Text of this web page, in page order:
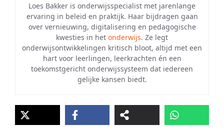
Loes Bakker is onderwijsspecialist met jarenlange
ervaring in beleid en praktijk. Haar bijdragen gaan
over vernieuwing, digitalisering en pedagogische
kwesties in het onderwijs. Ze legt
onderwijsontwikkelingen kritisch bloot, altijd met een
hart voor leerlingen, leerkrachten én een
toekomstgericht onderwijssysteem dat iedereen
gelijke kansen biedt.